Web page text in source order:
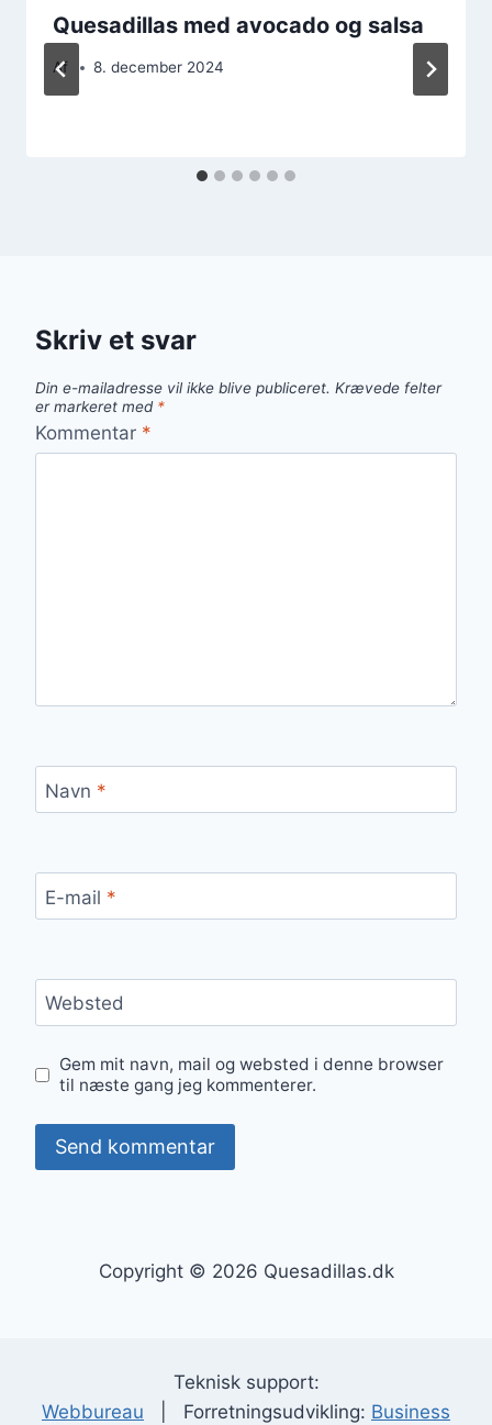
Quesadillas med avocado og salsa
Af 8. december 2024
Skriv et svar
Din e-mailadresse vil ikke blive publiceret. Krævede felter
er markeret med *
Kommentar *
Navn *
E-mail *
Websted
Gem mit navn, mail og websted i denne browser
til næste gang jeg kommenterer.
Copyright © 2026 Quesadillas.dk
Teknisk support:
Webbureau | Forretningsudvikling: Business